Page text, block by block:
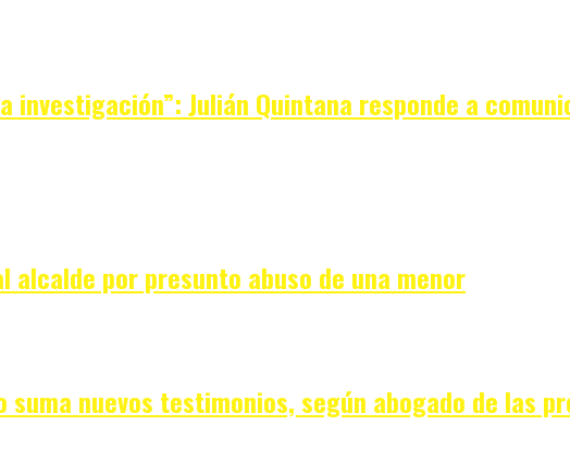
investigación”: Julián Quintana responde a
alcalde por presunto abuso de una menor
nuevos testimonios, según abogado de las